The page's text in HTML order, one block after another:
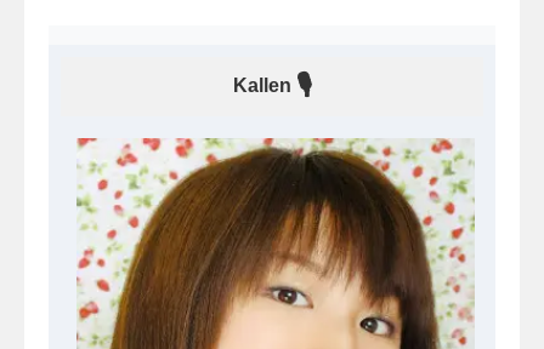
Kallen 🎙